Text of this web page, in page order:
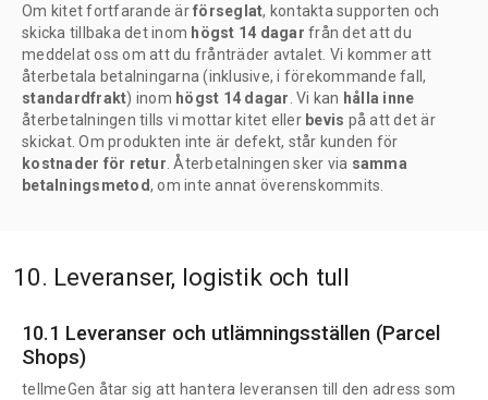
Om kitet fortfarande ärförseglat, kontakta supporten och
skicka tillbaka det inom högst 14 dagar från det att du
meddelat oss om att du frånträder avtalet. Vi kommer att
återbetala betalningarna (inklusive, i förekommande fall,
standardfrakt) inom högst 14 dagar . Vi kan hålla inne
återbetalningen tills vi mottar kitet eller bevis på att det är
skickat. Om produkten inte är defekt, står kunden för
kostnader för retur . Återbetalningen sker via samma
betalningsmetod, om inte annat överenskommits.
10. Leveranser, logistik och tull
10.1 Leveranser och utlämningsställen (Parcel
Shops)
tellmeGen åtar sig att hantera leveransen till den adress som